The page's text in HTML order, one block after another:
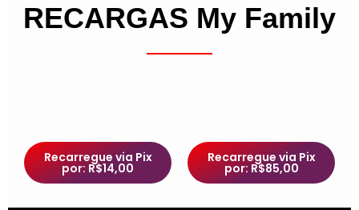
RECARGAS My Family
Recarregue via Pix
por: R$14,00
Recarregue via Pix
por: R$85,00